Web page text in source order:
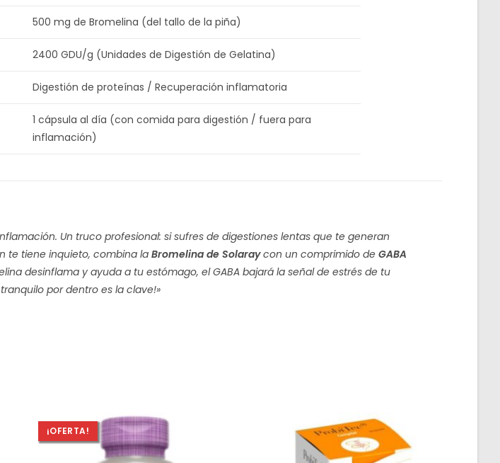
500 mg de Bromelina (del tallo de la piña)
2400 GDU/g (Unidades de Digestión de Gelatina)
Digestión de proteínas / Recuperación inflamatoria
1 cápsula al día (con comida para digestión / fuera para
inflamación)
Un truco profesional: si sufres de digestiones lentas que te generan
te tiene inquieto, combina la Bromelina de Solaraycon un comprimido de GABA
desinflama y ayuda a tu estómago, el GABA bajará la señal de estrés de tu
por dentro es la clave!»
¡OFERTA!